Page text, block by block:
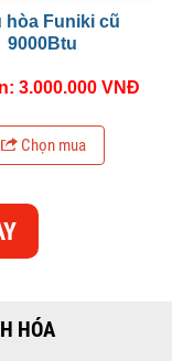
hòa Funiki cũ
9000Btu
3.000.000 VNĐ
Chọn mua
HÓA